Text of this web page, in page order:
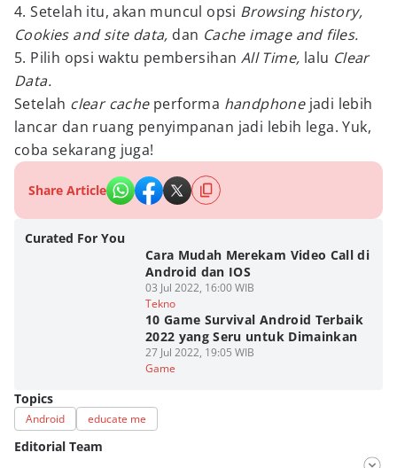
4. Setelah itu, akan muncul opsi Browsing history,
Cookies and site data, dan Cache image and files.
5. Pilih opsi waktu pembersihan All Time, lalu Clear
Data.
Setelah clear cache performa handphone jadi lebih
lancar dan ruang penyimpanan jadi lebih lega. Yuk,
coba sekarang juga!
Share Article
Curated For You
Cara Mudah Merekam Video Call di
Android dan IOS
03 Jul 2022, 16:00 WIB
Tekno
10 Game Survival Android Terbaik
2022 yang Seru untuk Dimainkan
27 Jul 2022, 19:05 WIB
Game
Topics
Android educate me
Editorial Team